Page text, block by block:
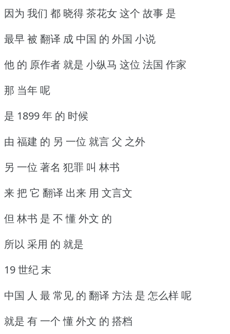
因为 我们 都 晓得 茶花女 这个 故事 是
最早 被 翻译 成 中国 的 外国 小说
他 的 原作者 就是 小纵马 这位 法国 作家
那 当年 呢
是 1899 年 的 时候
由 福建 的 另 一位 就言 父 之外
另 一位 著名 犯罪 叫 林书
来 把 它 翻译 出来 用 文言文
但 林书 是 不 懂 外文 的
所以 采用 的 就是
19 世纪 末
中国 人 最 常见 的 翻译 方法 是 怎么样 呢
就是 有 一个 懂 外文 的 搭档